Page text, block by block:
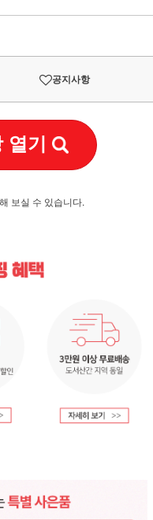
UP!
공지사항
열기
보실 수 있습니다.